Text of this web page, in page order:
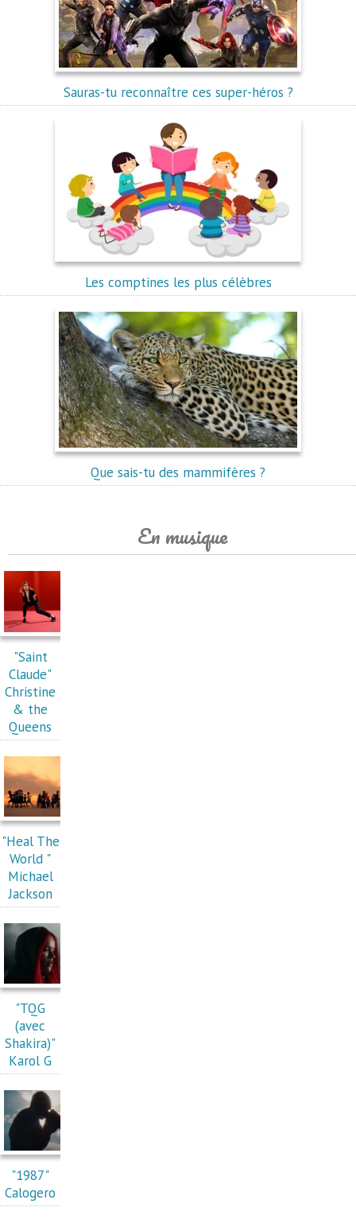
Sauras-tu reconnaître ces super-héros ?
Les comptines les plus célèbres
Que sais-tu des mammifères ?
En musique
"Saint
Claude"
Christine
& the
Queens
"Heal The
World "
Michael
Jackson
"TQG
(avec
Shakira)"
Karol G
"1987"
Calogero